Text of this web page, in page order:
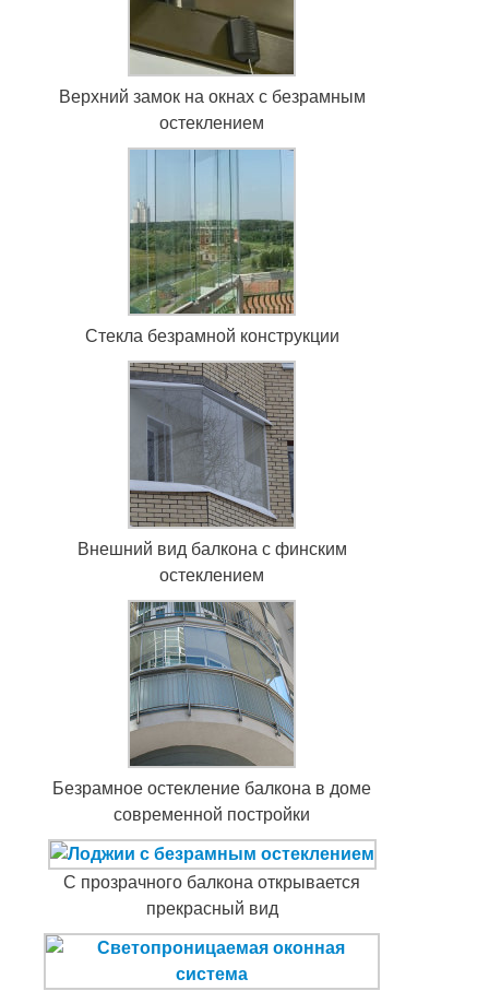
Верхний замок на окнах с безрамным
остеклением
Стекла безрамной конструкции
Внешний вид балкона с финским
остеклением
Безрамное остекление балкона в доме
современной постройки
С прозрачного балкона открывается
прекрасный вид